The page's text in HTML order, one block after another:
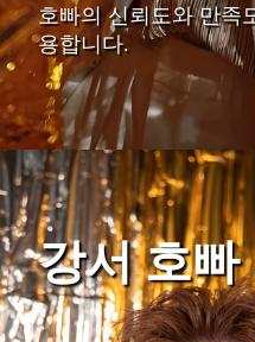
호빠의 신뢰도와 만족
용합니다.
강서 호빠